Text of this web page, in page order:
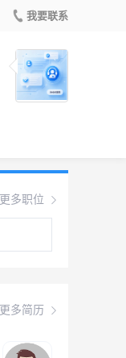
我要联系
更多职位
更多简历